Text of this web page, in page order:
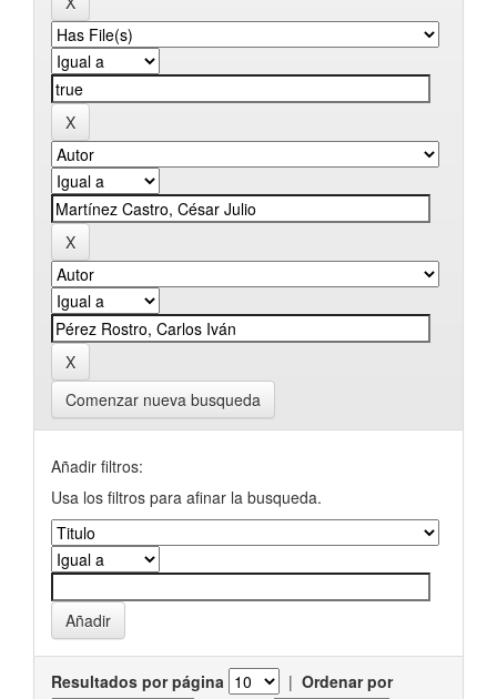
Comenzar nueva busqueda
Añadir filtros:
Usa los filtros para afinar la busqueda.
Resultados por página | Ordenar por